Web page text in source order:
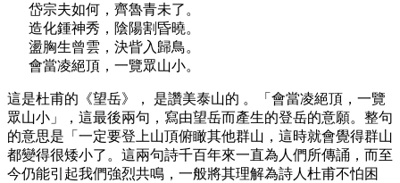
岱宗夫如何，齊魯青未了。
造化鍾神秀，陰陽割昏曉。
盪胸生曾雲，決眥入歸鳥。
會當凌絕頂，一覽眾山小。
這是杜甫的《望岳》， 是讚美泰山的 。「會當凌絕頂，一覽
眾山小」，這最後兩句，寫由望岳而產生的登岳的意願。整句
的意思是「一定要登上山頂俯瞰其他群山，這時就會覺得群山
都變得很矮小了。這兩句詩千百年來一直為人們所傳誦，而至
今仍能引起我們強烈共鳴，一般將其理解為詩人杜甫不怕困